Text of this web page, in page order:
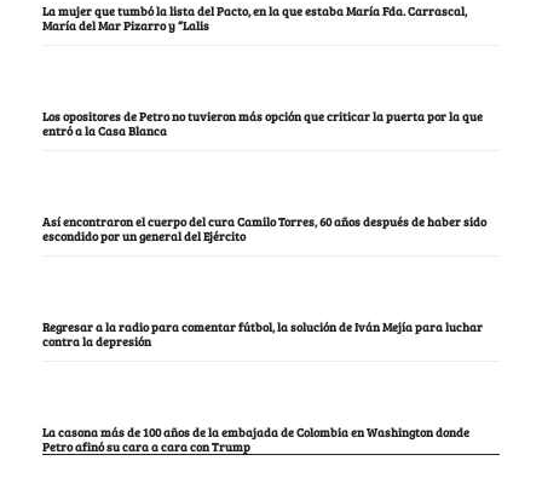
La mujer que tumbó la lista del Pacto, en la que estaba María Fda. Carrascal,
María del Mar Pizarro y “Lalis
Los opositores de Petro no tuvieron más opción que criticar la puerta por la que
entró a la Casa Blanca
Así encontraron el cuerpo del cura Camilo Torres, 60 años después de haber sido
escondido por un general del Ejército
Regresar a la radio para comentar fútbol, la solución de Iván Mejía para luchar
contra la depresión
La casona más de 100 años de la embajada de Colombia en Washington donde
Petro afinó su cara a cara con Trump